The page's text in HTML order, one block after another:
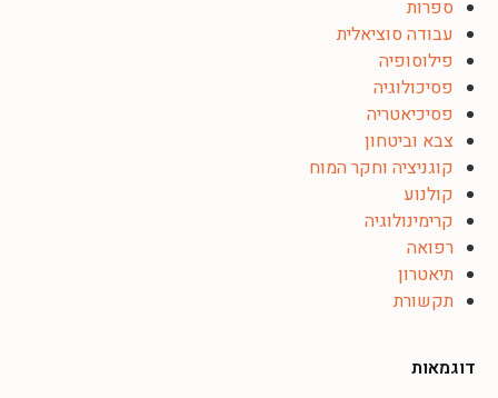
ספרות
עבודה סוציאלית
פילוסופיה
פסיכולוגיה
פסיכיאטריה
צבא וביטחון
קוגניציה וחקר המוח
קולנוע
קרימינולוגיה
רפואה
תיאטרון
תקשורת
דוגמאות